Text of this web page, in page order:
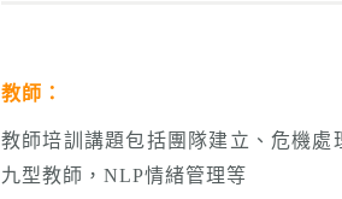
教師：
教師培訓講題包括團隊建立、危機
九型教師，NLP情緒管理等